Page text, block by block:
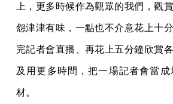
上，更多時候作為觀眾的我們，觀
怨津津有味，一點也不介意花上十
完記者會直播、再花上五分鐘欣賞
及用更多時間，把一場記者會當
材。